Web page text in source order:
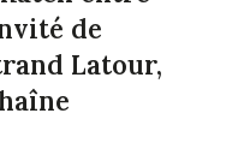
de
Latour,